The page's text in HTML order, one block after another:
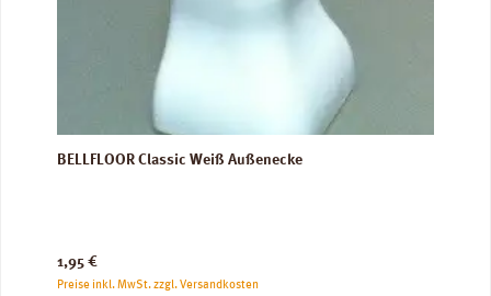
BELLFLOOR Classic Weiß Außenecke
Regulärer Preis:
1,95 €
Preise inkl. MwSt. zzgl. Versandkosten